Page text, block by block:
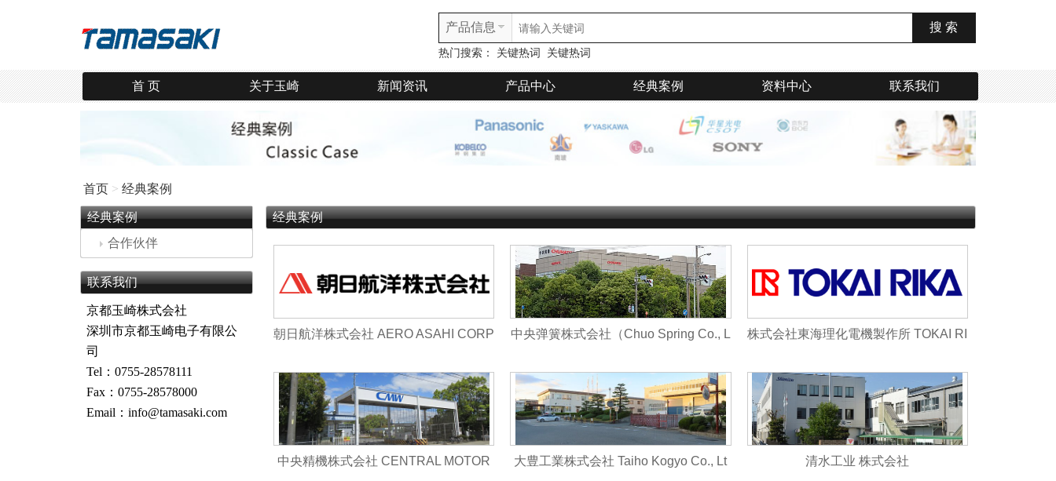
产品信息
热门搜索： 关键热词 关键热词
首 页 关于玉崎 新闻资讯 产品中心 经典案例 资料中心 联系我们
首页 > 经典案例
经典案例
合作伙伴
联系我们
京都玉崎株式会社
深圳市京都玉崎电子有限公
司
Tel：0755-28578111
Fax：0755-28578000
Email：info@tamasaki.com
经典案例
朝日航洋株式会社 AERO ASAHI CORP 中央弹簧株式会社（Chuo Spring Co., L 株式会社東海理化電機製作所 TOKAI RI
中央精機株式会社 CENTRAL MOTOR 大豊工業株式会社 Taiho Kogyo Co., Lt 清水工业 株式会社